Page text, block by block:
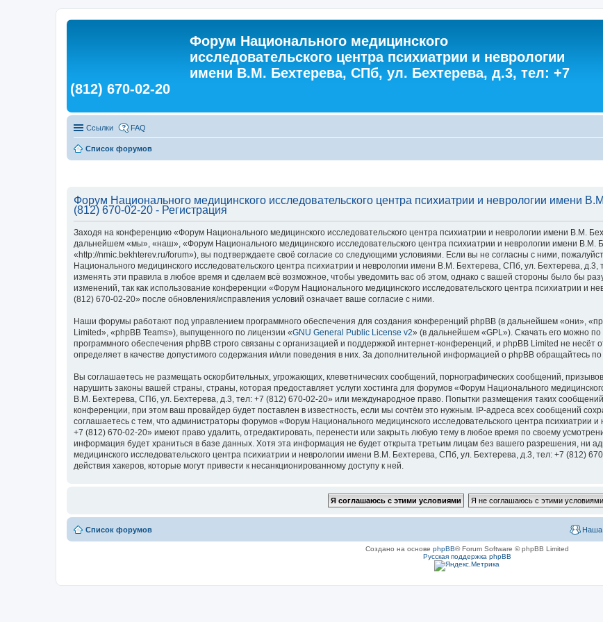
Форум Национального медицинского
исследовательского центра психиатрии и неврологии
имени В.М. Бехтерева, СПб, ул. Бехтерева, д.3, тел: +7
(812) 670-02-20
Ссылки FAQ
Список форумов
Форум Национального медицинского исследовательского центра психиатрии и неврологии имени
(812) 670-02-20 - Регистрация
Заходя на конференцию «Форум Национального медицинского исследовательского центра психиатрии и неврологии имени В.М.
дальнейшем «мы», «наш», «Форум Национального медицинского исследовательского центра психиатрии и неврологии имени В.М.
«http://nmic.bekhterev.ru/forum»), вы подтверждаете своё согласие со следующими условиями. Если вы не согласны с ними,
Национального медицинского исследовательского центра психиатрии и неврологии имени В.М. Бехтерева, СПб, ул. Бехтерева,
изменять эти правила в любое время и сделаем всё возможное, чтобы уведомить вас об этом, однако с вашей стороны было бы
изменений, так как использование конференции «Форум Национального медицинского исследовательского центра психиатрии и
(812) 670-02-20» после обновления/исправления условий означает ваше согласие с ними.
Наши форумы работают под управлением программного обеспечения для создания конференций phpBB (в дальнейшем «они»,
Limited», «phpBB Teams»), выпущенного по лицензии «GNU General Public License v2» (в дальнейшем «GPL»). Скачать его можно по
программного обеспечения phpBB строго связаны с организацией и поддержкой интернет-конференций, и phpBB Limited не несёт
определяет в качестве допустимого содержания и/или поведения в них. За дополнительной информацией о phpBB обращайтесь по
Вы соглашаетесь не размещать оскорбительных, угрожающих, клеветнических сообщений, порнографических сообщений,
нарушить законы вашей страны, страны, которая предоставляет услуги хостинга для форумов «Форум Национального
В.М. Бехтерева, СПб, ул. Бехтерева, д.3, тел: +7 (812) 670-02-20» или международное право. Попытки размещения таких
конференции, при этом ваш провайдер будет поставлен в известность, если мы сочтём это нужным. IP-адреса всех сообщений
соглашаетесь с тем, что администраторы форумов «Форум Национального медицинского исследовательского центра психиатрии
+7 (812) 670-02-20» имеют право удалить, отредактировать, перенести или закрыть любую тему в любое время по своему
информация будет храниться в базе данных. Хотя эта информация не будет открыта третьим лицам без вашего разрешения, ни
медицинского исследовательского центра психиатрии и неврологии имени В.М. Бехтерева, СПб, ул. Бехтерева, д.3, тел: +7 (812)
действия хакеров, которые могут привести к несанкционированному доступу к ней.
Список форумов Наша
Создано на основе phpBB® Forum Software © phpBB Limited
Русская поддержка phpBB